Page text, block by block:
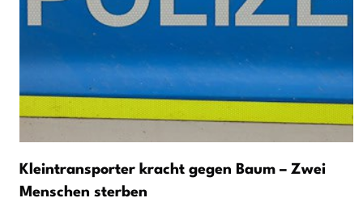
Kleintransporter kracht gegen Baum – Zwei
Menschen sterben